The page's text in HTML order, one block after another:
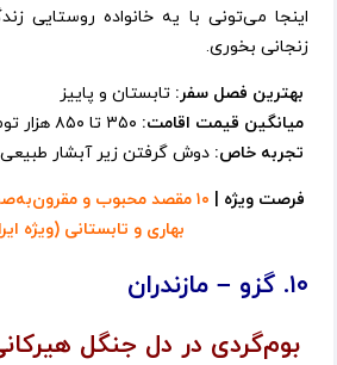
اینجا می‌تونی با یه خانواده روستایی
زنجانی بخوری.
بهترین فصل سفر: تابستان و پاییز
میانگین قیمت اقامت:
تجربه خاص: دوش گرفتن زیر آبشار طبیعی
فرصت ویژه |
۱۰ مقصد محبوب و
بهاری و تابستانی (ویژه
۱۰. گزو – مازندران
بوم‌گردی در دل جنگل